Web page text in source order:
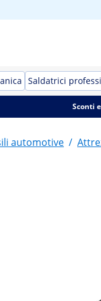
Saldatrici
Sconti
automotive /